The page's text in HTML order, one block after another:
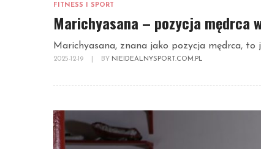
FITNESS I SPORT
Marichyasana – pozycja mędrca
Marichyasana, znana jako pozycja mędrca, to
2025-12-19 BY NIEIDEALNYSPORT.COM.PL